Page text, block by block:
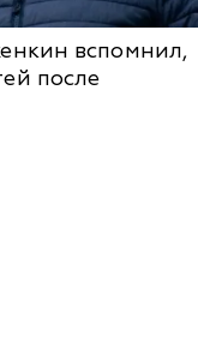
вспомнил,
после